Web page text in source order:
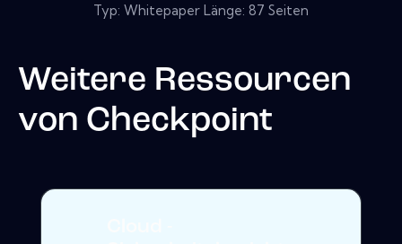
Typ: Whitepaper Länge: 87 Seiten
Weitere Ressourcen
von Checkpoint